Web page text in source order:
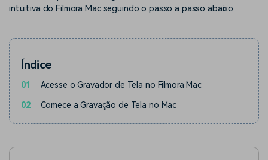
intuitiva do Filmora Mac seguindo o passo a passo abaixo:
Índice
01 Acesse o Gravador de Tela no Filmora Mac
02 Comece a Gravação de Tela no Mac